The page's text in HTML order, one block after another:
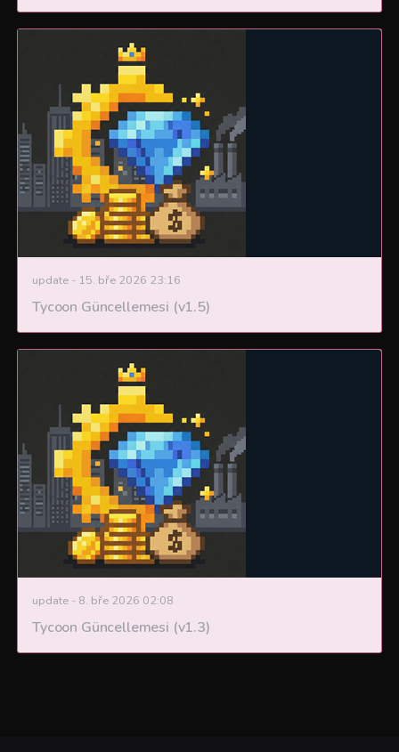
update - 15. bře 2026 23:16
Tycoon Güncellemesi (v1.5)
update - 8. bře 2026 02:08
Tycoon Güncellemesi (v1.3)